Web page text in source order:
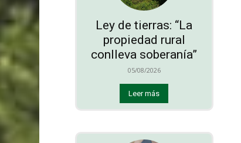
Ley de tierras: “La
propiedad rural
conlleva soberanía”
05/08/2026
Leer más